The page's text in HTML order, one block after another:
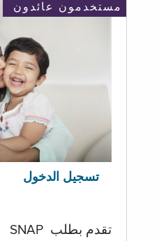
مستخدمون عائدون
تسجيل الدخول
تقدم بطلب SNAP